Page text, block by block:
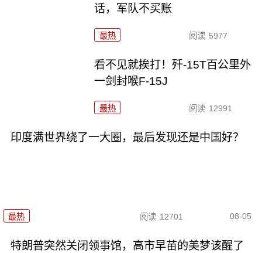
话，军队不买账
最热 阅读 5977
看不见就挨打！歼-15T百公里外
一剑封喉F-15J
最热 阅读 12991
印度满世界绕了一大圈，最后发现还是中国好？
最热 阅读 12701 08-05
特朗普突然关闭领事馆，高市早苗的美梦该醒了